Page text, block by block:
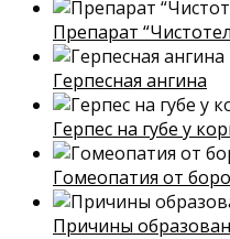
Препарат
Герпесная ангина
Герпес на губе у
Гомеопатия от
Причины